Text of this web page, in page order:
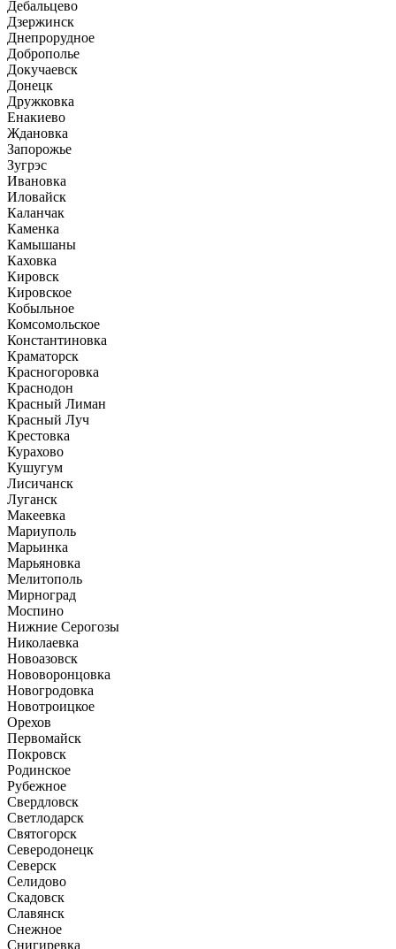
Дебальцево
Дзержинск
Днепрорудное
Доброполье
Докучаевск
Донецк
Дружковка
Енакиево
Ждановка
Запорожье
Зугрэс
Ивановка
Иловайск
Каланчак
Каменка
Камышаны
Каховка
Кировск
Кировское
Кобыльное
Комсомольское
Константиновка
Краматорск
Красногоровка
Краснодон
Красный Лиман
Красный Луч
Крестовка
Курахово
Кушугум
Лисичанск
Луганск
Макеевка
Мариуполь
Марьинка
Марьяновка
Мелитополь
Мирноград
Моспино
Нижние Серогозы
Николаевка
Новоазовск
Нововоронцовка
Новогродовка
Новотроицкое
Орехов
Первомайск
Покровск
Родинское
Рубежное
Свердловск
Светлодарск
Святогорск
Северодонецк
Северск
Селидово
Скадовск
Славянск
Снежное
Снигиревка